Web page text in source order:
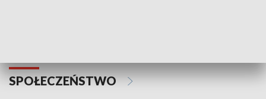
SPOŁECZEŃSTWO